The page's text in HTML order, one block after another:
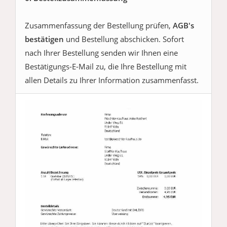
Zusammenfassung der Bestellung prüfen, AGB's
bestätigen und Bestellung abschicken. Sofort
nach Ihrer Bestellung senden wir Ihnen eine
Bestätigungs-E-Mail zu, die Ihre Bestellung mit
allen Details zu Ihrer Information zusammenfasst.